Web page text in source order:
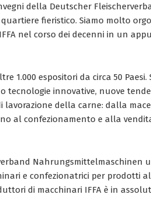
della Deutscher
fieristico. Siamo molto
nel corso dei decenni in un
1.000 espositori da circa 50 Paesi.
tecnologie innovative, nuove
della carne: dalla
al confezionamento e alla
Nahrungsmittelmaschinen
e confezionatrici per prodotti
di macchinari IFFA è in